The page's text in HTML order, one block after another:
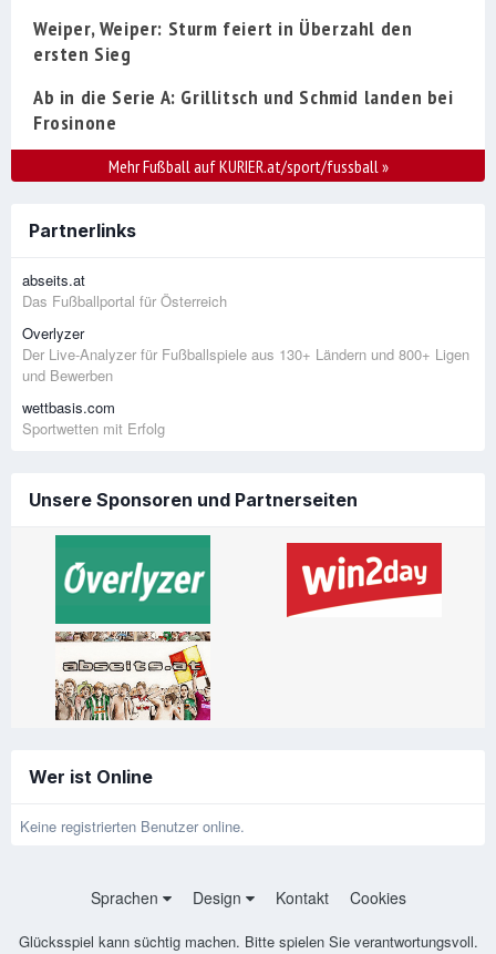
Weiper, Weiper: Sturm feiert in Überzahl den
ersten Sieg
Ab in die Serie A: Grillitsch und Schmid landen bei
Frosinone
Mehr Fußball auf KURIER.at/sport/fussball»
Partnerlinks
abseits.at
Das Fußballportal für Österreich
Overlyzer
Der Live-Analyzer für Fußballspiele aus 130+ Ländern und 800+ Ligen
und Bewerben
wettbasis.com
Sportwetten mit Erfolg
Unsere Sponsoren und Partnerseiten
Wer ist Online
Keine registrierten Benutzer online.
Sprachen Design Kontakt Cookies
Glücksspiel kann süchtig machen. Bitte spielen Sie verantwortungsvoll.